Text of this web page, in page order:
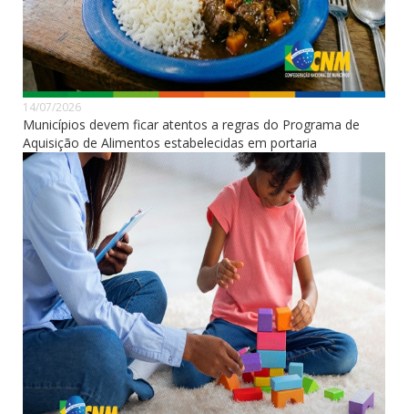
14/07/2026
Municípios devem ficar atentos a regras do Programa de
Aquisição de Alimentos estabelecidas em portaria